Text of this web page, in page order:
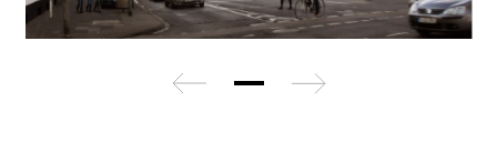
zurück weiter